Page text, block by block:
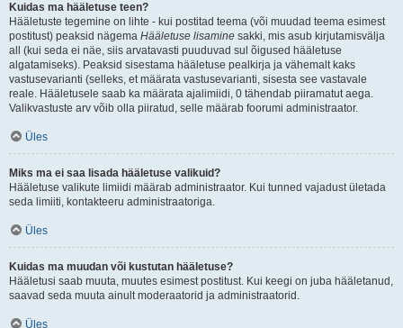
Kuidas ma hääletuse teen?
Hääletuste tegemine on lihte - kui postitad teema (või muudad teema esimest
postitust) peaksid nägema Hääletuse lisamine sakki, mis asub kirjutamisvälja
all (kui seda ei näe, siis arvatavasti puuduvad sul õigused hääletuse
algatamiseks). Peaksid sisestama hääletuse pealkirja ja vähemalt kaks
vastusevarianti (selleks, et määrata vastusevarianti, sisesta see vastavale
reale. Hääletusele saab ka määrata ajalimiidi, 0 tähendab piiramatut aega.
Valikvastuste arv võib olla piiratud, selle määrab foorumi administraator.
Üles
Miks ma ei saa lisada hääletuse valikuid?
Hääletuse valikute limiidi määrab administraator. Kui tunned vajadust ületada
seda limiiti, kontakteeru administraatoriga.
Üles
Kuidas ma muudan või kustutan hääletuse?
Hääletusi saab muuta, muutes esimest postitust. Kui keegi on juba hääletanud,
saavad seda muuta ainult moderaatorid ja administraatorid.
Üles